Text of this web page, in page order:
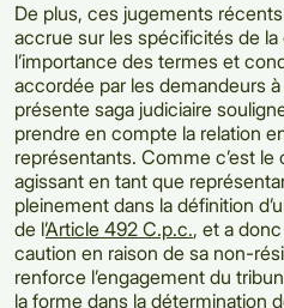
De plus, ces jugements
accrue sur les spécificités de
l’importance des termes et
accordée par les demandeurs
présente saga judiciaire
prendre en compte la relation
représentants. Comme c’est le
agissant en tant que
pleinement dans la définition
de l’Article 492 C.p.c., et a
caution en raison de sa non-
renforce l’engagement du
la forme dans la détermination